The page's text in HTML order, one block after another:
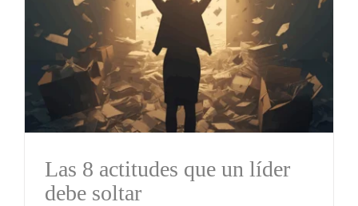
Las 8 actitudes que un líder
debe soltar